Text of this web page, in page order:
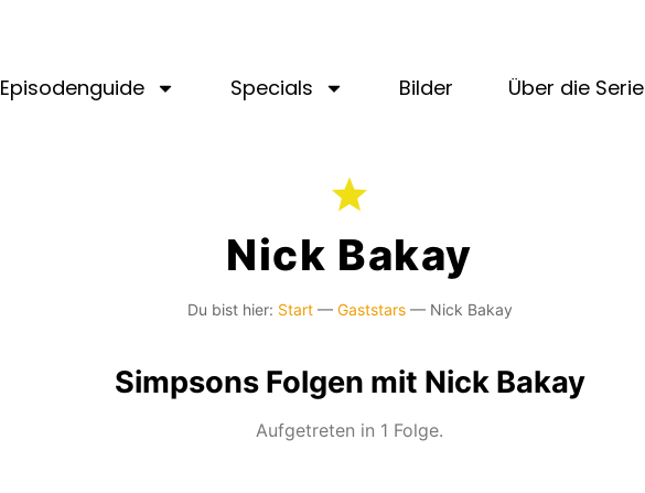
Episodenguide Specials Bilder Über die Serie
Nick Bakay
Du bist hier: Start— Gaststars— Nick Bakay
Simpsons Folgen mit Nick Bakay
Aufgetreten in 1 Folge.